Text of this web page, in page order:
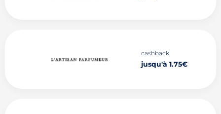
cashback
jusqu'à 1.75€